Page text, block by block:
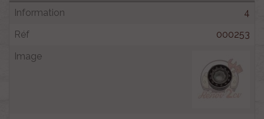
4
000253